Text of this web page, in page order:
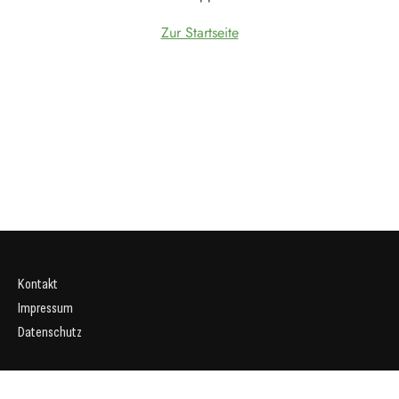
Zur Startseite
Kontakt
Impressum
Datenschutz